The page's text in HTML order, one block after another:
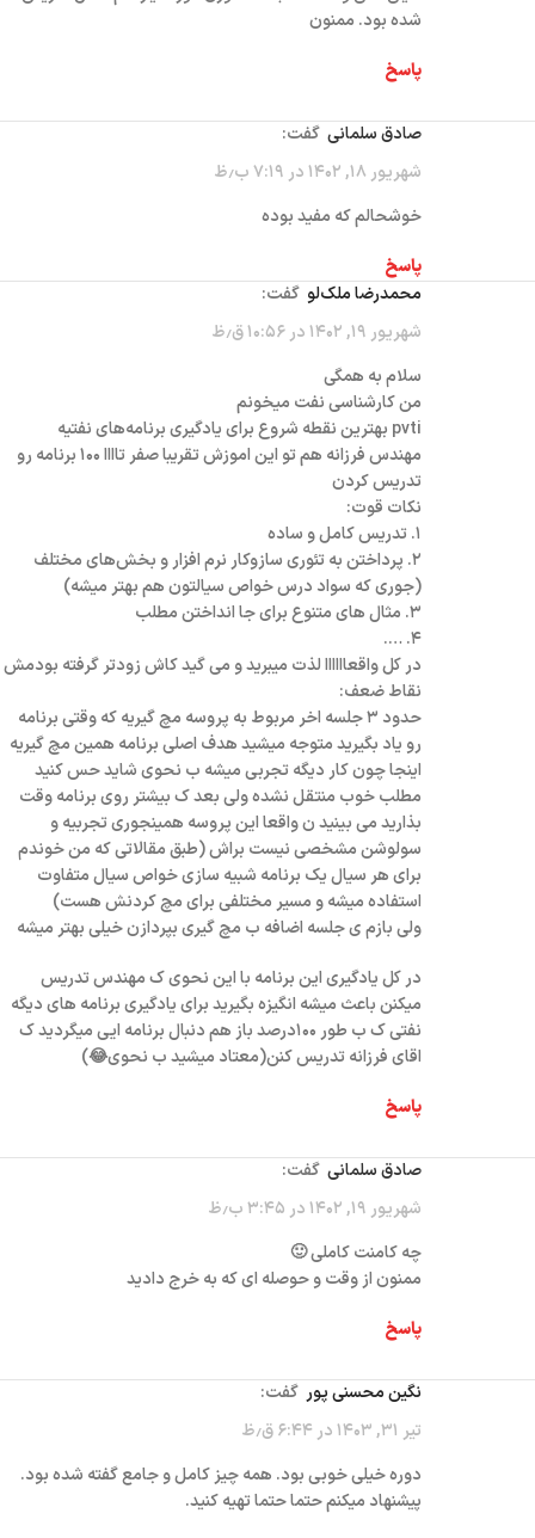
شده بود. ممنون
پاسخ
صادق سلمانی گفت:
شهریور ۱۸, ۱۴۰۲ در ۷:۱۹ ب٫ظ
خوشحالم که مفید بوده
پاسخ
محمدرضا ملک‌لو گفت:
شهریور ۱۹, ۱۴۰۲ در ۱۰:۵۶ ق٫ظ
سلام به همگی
من کارشناسی نفت میخونم
pvti بهترین نقطه شروع برای یادگیری برنامه‌های نفتیه
مهندس فرزانه هم تو این اموزش تقریبا صفر تاااا ۱۰۰ برنامه رو
تدریس کردن
نکات قوت:
۱. تدریس کامل و ساده
۲. پرداختن به تئوری سازوکار نرم افزار و بخش‌های مختلف
(جوری که سواد درس خواص سیالتون هم بهتر میشه)
۳. مثال های متنوع برای جا انداختن مطلب
۴. ….
در کل واقعاااااا لذت میبرید و می گید کاش زودتر گرفته بودمش
نقاط ضعف:
حدود ۳ جلسه اخر مربوط به پروسه مچ گیریه که وقتی برنامه
رو یاد بگیرید متوجه میشید هدف اصلی برنامه همین مچ گیریه
اینجا چون کار دیگه تجربی میشه ب نحوی شاید حس کنید
مطلب خوب منتقل نشده ولی بعد ک بیشتر روی برنامه وقت
بذارید می بینید ن واقعا این پروسه همینجوری تجربیه و
سولوشن مشخصی نیست براش (طبق مقالاتی که من خوندم
برای هر سیال یک برنامه شبیه سازی خواص سیال متفاوت
استفاده میشه و مسیر مختلفی برای مچ کردنش هست)
ولی بازم ی جلسه اضافه ب مچ گیری بپردازن خیلی بهتر میشه
در کل یادگیری این برنامه با این نحوی ک مهندس تدریس
میکنن باعث میشه انگیزه بگیرید برای یادگیری برنامه های دیگه
نفتی ک ب طور ۱۰۰درصد باز هم دنبال برنامه ایی میگردید ک
اقای فرزانه تدریس کنن(معتاد میشید ب نحوی😂)
پاسخ
صادق سلمانی گفت:
شهریور ۱۹, ۱۴۰۲ در ۳:۴۵ ب٫ظ
چه کامنت کاملی 🙂
ممنون از وقت و حوصله ای که به خرج دادید
پاسخ
نگین محسنی پور‌ گفت:
تیر ۳۱, ۱۴۰۳ در ۶:۴۴ ق٫ظ
دوره خیلی خوبی بود. همه چیز کامل و جامع گفته شده بود.
پیشنهاد میکنم حتما حتما تهیه کنید.